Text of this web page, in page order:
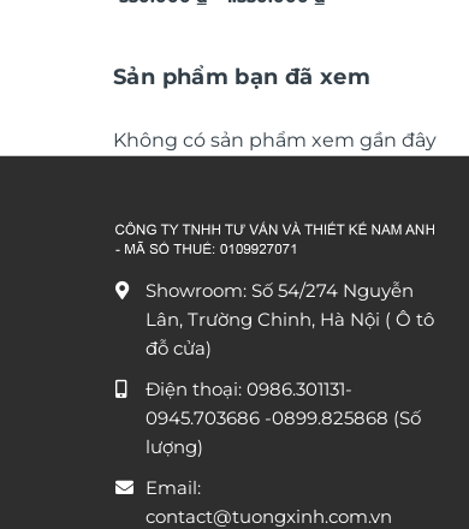
1.550.000 ₫
Sản phẩm bạn đã xem
Không có sản phẩm xem gần đây
Showroom: Số 54/274 Nguyễn
Lân, Trường Chinh, Hà Nội ( Ô tô
đỗ cửa)
Điện thoại: 0986.301131-
0945.703686 -0899.825868 (Số
lượng)
Email:
contact@tuongxinh.com.vn